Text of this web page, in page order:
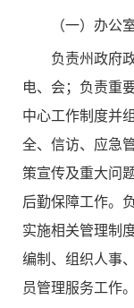
（一）办公
负责州政府政
电、会；负责重
中心工作制度并
全、信访、应急
策宣传及重大问
后勤保障工作。
实施相关管理制
编制、组织人事
员管理服务工作